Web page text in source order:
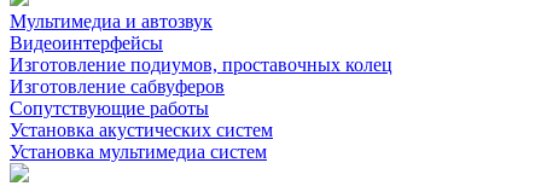
Мультимедиа и автозвук
Видеоинтерфейсы
Изготовление подиумов, проставочных колец
Изготовление сабвуферов
Сопутствующие работы
Установка акустических систем
Установка мультимедиа систем